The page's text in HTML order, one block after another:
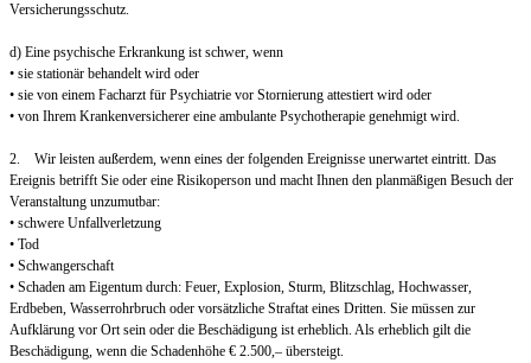
Versicherungsschutz.
d) Eine psychische Erkrankung ist schwer, wenn
• sie stationär behandelt wird oder
• sie von einem Facharzt für Psychiatrie vor Stornierung attestiert wird oder
• von Ihrem Krankenversicherer eine ambulante Psychotherapie genehmigt wird.
2. Wir leisten außerdem, wenn eines der folgenden Ereignisse unerwartet eintritt. Das
Ereignis betrifft Sie oder eine Risikoperson und macht Ihnen den planmäßigen Besuch der
Veranstaltung unzumutbar:
• schwere Unfallverletzung
• Tod
• Schwangerschaft
• Schaden am Eigentum durch: Feuer, Explosion, Sturm, Blitzschlag, Hochwasser,
Erdbeben, Wasserrohrbruch oder vorsätzliche Straftat eines Dritten. Sie müssen zur
Aufklärung vor Ort sein oder die Beschädigung ist erheblich. Als erheblich gilt die
Beschädigung, wenn die Schadenhöhe € 2.500,– übersteigt.